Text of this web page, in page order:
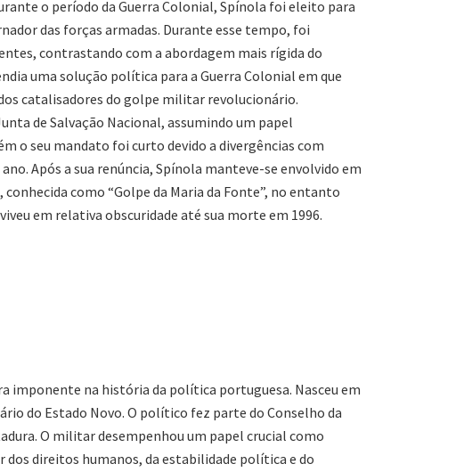
o período da Guerra Colonial, Spínola foi eleito para
das forças armadas. Durante esse tempo, foi
contrastando com a abordagem mais rígida do
uma solução política para a Guerra Colonial em que
catalisadores do golpe militar revolucionário.
de Salvação Nacional, assumindo um papel
o seu mandato foi curto devido a divergências com
Após a sua renúncia, Spínola manteve-se envolvido em
como “Golpe da Maria da Fonte”, no entanto
em relativa obscuridade até sua morte em 1996.
imponente na história da política portuguesa. Nasceu em
do Estado Novo. O político fez parte do Conselho da
O militar desempenhou um papel crucial como
dos direitos humanos, da estabilidade política e do